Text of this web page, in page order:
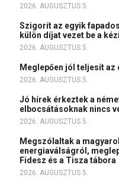
2026. AUGUSZTUS 5.
Szigorít az egyik
külön díjat vezet be a
2026. AUGUSZTUS 5.
Meglepően jól teljesít az
2026. AUGUSZTUS 5.
Jó hírek érkeztek a
elbocsátásoknak nincs
2026. AUGUSZTUS 5.
Megszólaltak a
energiaválságról,
Fidesz és a Tisza tábora
2026. AUGUSZTUS 5.